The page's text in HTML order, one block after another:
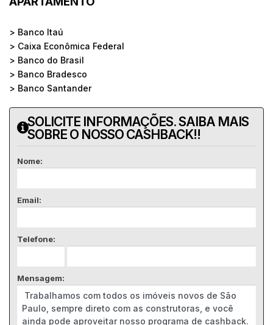
> Banco Itaú
> Caixa Econômica Federal
> Banco do Brasil
> Banco Bradesco
> Banco Santander
SOLICITE INFORMAÇÕES. SAIBA MAIS
SOBRE O NOSSO CASHBACK!!
Nome:
Email:
Telefone:
Mensagem: